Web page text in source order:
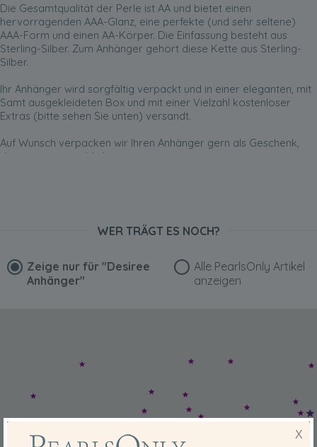
Die Gesamtqualität der Perle ist AA und bietet einen
hervorragenden AAA-Glanz, eine perfekte (und sehr seltene)
AAA-Form und einen AA-Körper. Die Einfassung besteht aus
Sterling-Silber. Zum Anhänger gehört diese Kette aus Sterling-
Silber.
Ihr Anhänger wird sorgfältig verpackt und in einer eleganten, mit
Samt ausgekleideten Box und mit einer Vielzahl kostenloser
Extras (bitte sehen Sie unten) versandt.
Auf Wunsch verpacken wir Ihren Anhänger gern als Geschenk,
das unvergessen bleibt.
WER TRÄGT ES NOCH?
Zeige nur für "Desiree
Anhänger"
Alle PearlsOnly Artikel
anzeigen
X